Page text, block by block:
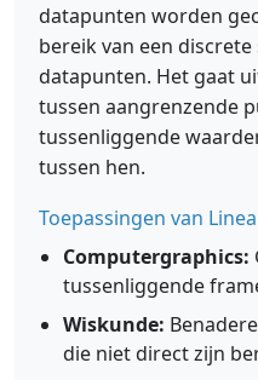
datapunten worden
bereik van een
datapunten. Het gaat
tussen aangrenzende
tussenliggende
tussen hen.
Toepassingen van
Computergraphics:
tussenliggende
Wiskunde:
die niet direct zijn